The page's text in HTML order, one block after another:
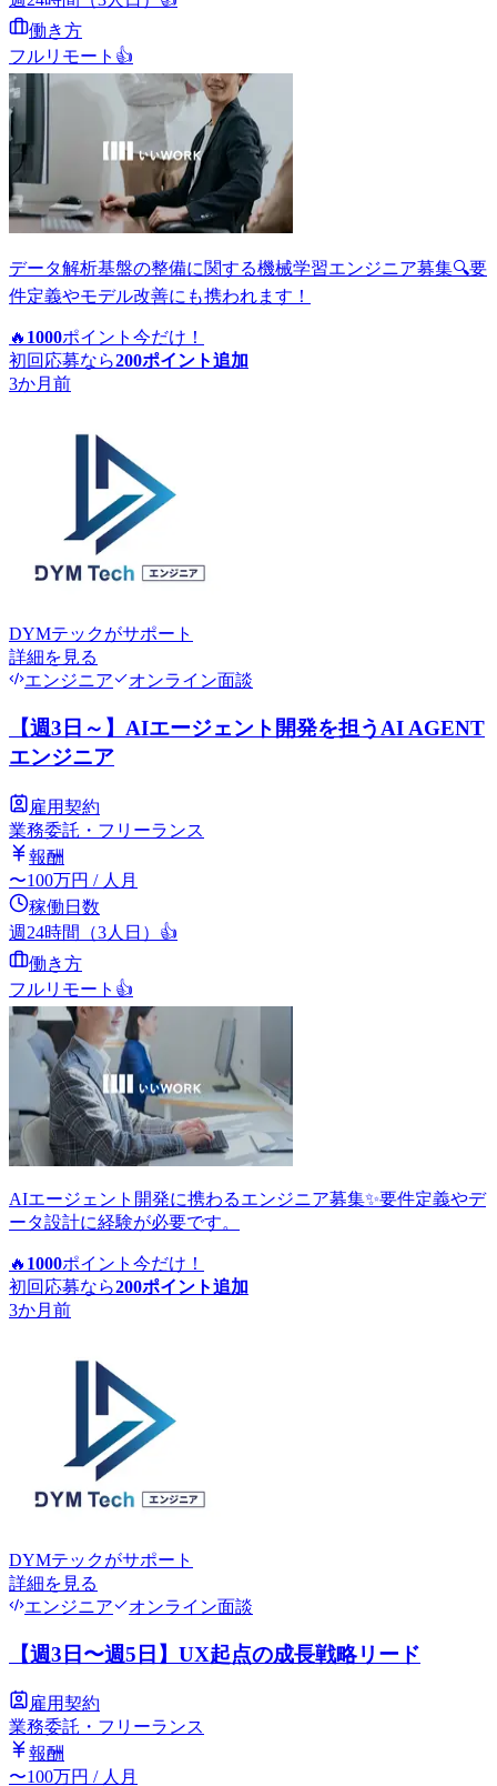
働き方
フルリモート 👍
データ解析基盤の整備に関する機械学習エンジニア募集🔍要
件定義やモデル改善にも携われます！
🔥 1000ポイント 今だけ！
初回応募なら200ポイント追加
3か月前
DYMテックがサポート
詳細を見る
エンジニア
オンライン面談
【週3日～】AIエージェント開発を担うAI AGENT
エンジニア
雇用契約
業務委託・フリーランス
報酬
〜100万円 / 人月
稼働日数
週24時間（3人日） 👍
働き方
フルリモート 👍
AIエージェント開発に携わるエンジニア募集✨要件定義やデ
ータ設計に経験が必要です。
🔥 1000ポイント 今だけ！
初回応募なら200ポイント追加
3か月前
DYMテックがサポート
詳細を見る
エンジニア
オンライン面談
【週3日〜週5日】UX起点の成長戦略リード
雇用契約
業務委託・フリーランス
報酬
〜100万円 / 人月